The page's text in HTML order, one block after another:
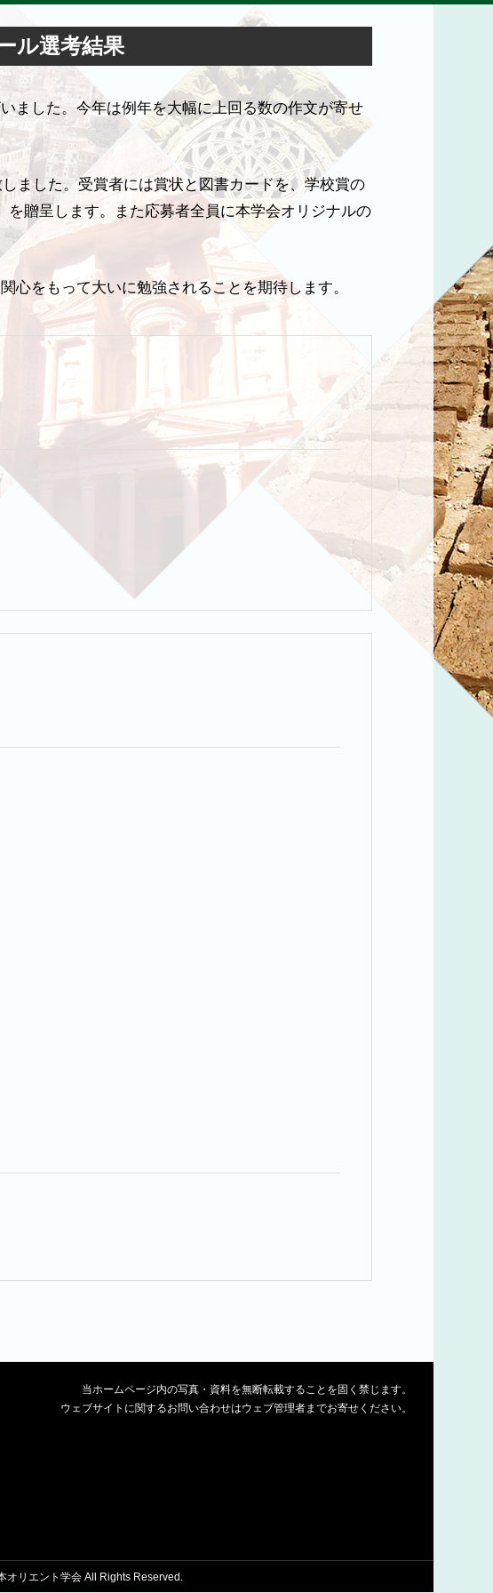
ル選考結果
ました。今年は例年を大幅に上回る数の作文が寄せ
ました。受賞者には賞状と図書カードを、学校賞の
贈呈します。また応募者全員に本学会オリジナルの
心をもって大いに勉強されることを期待します。
当ホームページ内の写真・資料を無断転載することを固く禁じます。
ウェブサイトに関するお問い合わせはウェブ管理者までお寄せください。
オリエント学会 All Rights Reserved.